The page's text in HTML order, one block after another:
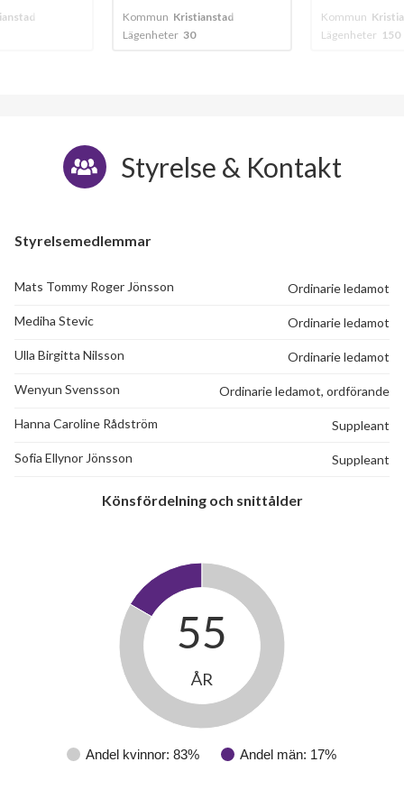
Kommun Kristianstad
Lägenheter 150
Kommun
Lägenheter 48
Styrelse & Kontakt
Styrelsemedlemmar
Mats Tommy Roger Jönsson Ordinarie ledamot
Mediha Stevic Ordinarie ledamot
Ulla Birgitta Nilsson Ordinarie ledamot
Wenyun Svensson Ordinarie ledamot, ordförande
Hanna Caroline Rådström Suppleant
Sofia Ellynor Jönsson Suppleant
Könsfördelning och snittålder
Andel kvinnor: 83% Andel män: 17%
55
ÅR